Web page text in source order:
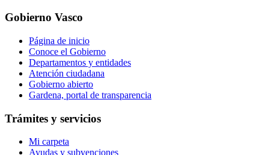
Gobierno Vasco
Página de inicio
Conoce el Gobierno
Departamentos y entidades
Atención ciudadana
Gobierno abierto
Gardena, portal de transparencia
Trámites y servicios
Mi carpeta
Ayudas y subvenciones